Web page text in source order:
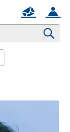
ACCOUNT
MAIL